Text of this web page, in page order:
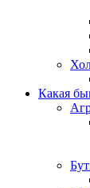
Какая